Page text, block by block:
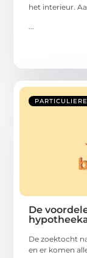
het interieur.
...
De
De zoektocht
en er komen